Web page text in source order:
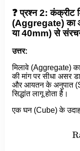
❓ प्रश्न 2: कंक्रीट
(Aggregate) का
या 40mm) से
उत्तर:
मिलावे (Aggregate)
की मांग पर सीधा असर
और आयतन के अनुपात
सिद्धांत लागू होता है।
एक घन (Cube) के